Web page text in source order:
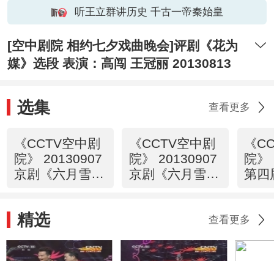
听王立群讲历史 千古一帝秦始皇
[空中剧院 相约七夕戏曲晚会]评剧《花为
媒》选段 表演：高闯 王冠丽 20130813
选集 查看更多
《CCTV空中剧
院》 20130907
京剧《六月雪》
《CCTV空中剧
院》 20130907
京剧《六月雪》
《
院》
第四
2/2
精选 查看更多